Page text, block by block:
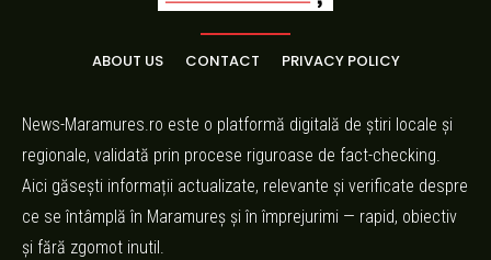
ABOUT US CONTACT PRIVACY POLICY
News-Maramures.ro este o platformă digitală de știri locale și
regionale, validată prin procese riguroase de fact-checking.
Aici găsești informații actualizate, relevante și verificate despre
ce se întâmplă în Maramureș și în împrejurimi — rapid, obiectiv
și fără zgomot inutil.